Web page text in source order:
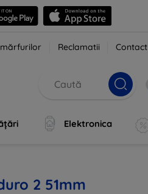
Reclamatii Contact
Elektronica
2 51mm